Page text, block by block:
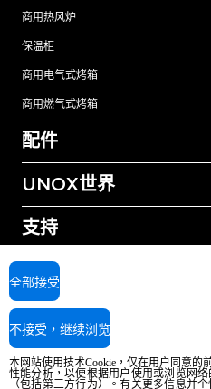
商用热风炉
保温柜
商用电气式烤箱
商用燃气式烤箱
配件
所有配件
手动清洗清洁剂
树脂过滤水处理
反渗透水处理
UNOX世界
我们在全球的办事处
支持
UNOX质保
查找经销商
查找服务中心
版权所有2026 UNOX SpA保留所有权
REA Padova 372835 -
AI Content Disclaimer
本网站使用技术Cookie，仅在用户同意的
性能分析，以便根据用户使用或浏览网
（包括第三方行为）。有关更多信息并
全部接受
不接受，继续浏览